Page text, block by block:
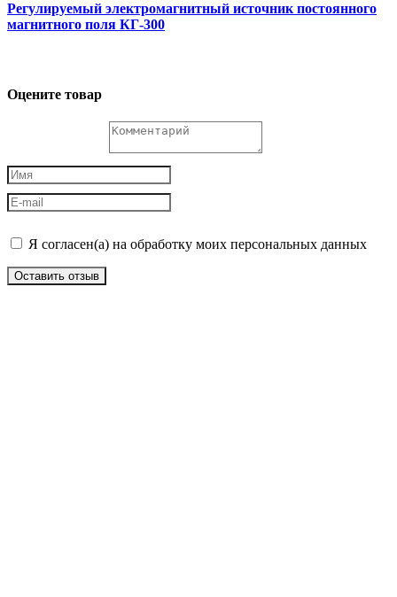
Регулируемый электромагнитный источник постоянного
магнитного поля КГ-300
Оцените товар
Я согласен(а) на обработку моих персональных данных
Оставить отзыв